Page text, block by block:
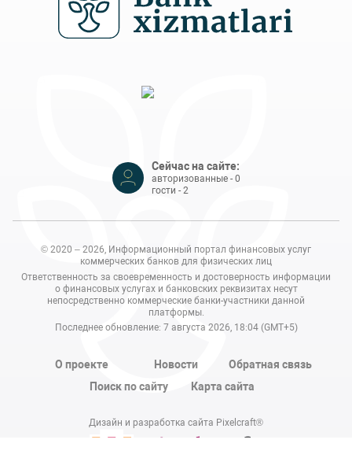
Сейчас на сайте:
авторизованные - 0
гости - 2
© 2020 – 2026, Информационный портал финансовых услуг
коммерческих банков для физических лиц
Ответственность за своевременность и достоверность информации
о финансовых услугах и банковских реквизитах несут
непосредственно коммерческие банки-участники данной
платформы.
Последнее обновление: 7 августа 2026, 18:04 (GMT+5)
О проекте Новости
Обратная связь
Поиск по сайту
Карта сайта
Дизайн и разработка сайта Pixelcraft®